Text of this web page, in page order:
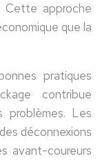
Cette approche
que la
pratiques
contribue
problèmes. Les
déconnexions
avant-coureurs